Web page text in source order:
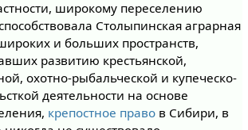
широкому переселению
Столыпинская аграрная
и больших пространств,
развитию крестьянской,
охотно-рыбальческой и купеческо-
деятельности на основе
крепостное правов Сибири, в